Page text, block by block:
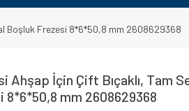
Boşluk Frezesi 8*6*50,8 mm 2608629368
Ahşap İçin Çift Bıçaklı, Tam
mm 2608629368